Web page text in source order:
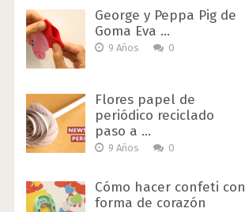
George y Peppa Pig de
Goma Eva …
9 Años 0
Flores papel de
periódico reciclado
paso a …
9 Años 0
Cómo hacer confeti con
forma de corazón